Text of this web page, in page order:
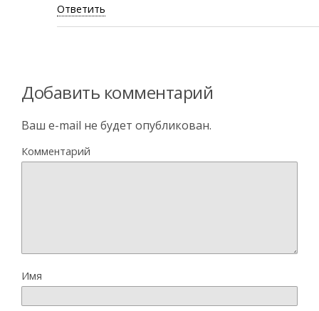
Ответить
Добавить комментарий
Ваш e-mail не будет опубликован.
Комментарий
Имя